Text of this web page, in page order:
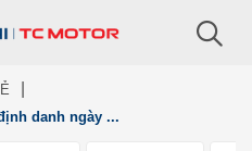
danh ngày ...